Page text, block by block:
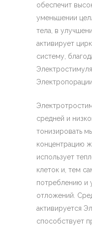
обеспечит
уменьшении
тела, в
активирует
систему,
Электропорации.
средней и
тонизировать
концентрацию
использует
клеток и, тем
потреблению и
отложений.
активируется
способствует